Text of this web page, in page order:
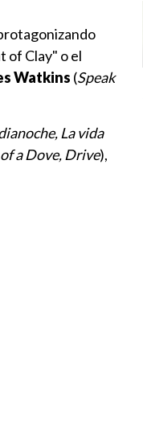
of Clay" o el
Watkins (Speak
La vida
a Dove, Drive),